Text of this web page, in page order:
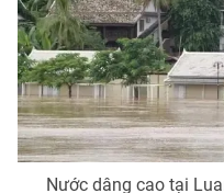
Video
VTV Money
VTV Sức khoẻ
Nước dâng cao tại